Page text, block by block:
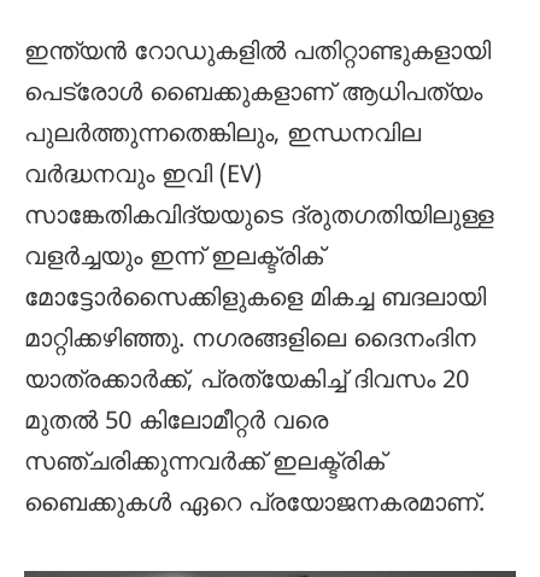
ഇന്ത്യൻ റോഡുകളിൽ പതിറ്റാണ്ടുകളായി
പെട്രോൾ ബൈക്കുകളാണ് ആധിപത്യം
പുലർത്തുന്നതെങ്കിലും, ഇന്ധനവില
വർദ്ധനവും ഇവി (EV)
സാങ്കേതികവിദ്യയുടെ ദ്രുതഗതിയിലുള്ള
വളർച്ചയും ഇന്ന് ഇലക്ട്രിക്
മോട്ടോർസൈക്കിളുകളെ മികച്ച ബദലായി
മാറ്റിക്കഴിഞ്ഞു. നഗരങ്ങളിലെ ദൈനംദിന
യാത്രക്കാർക്ക്, പ്രത്യേകിച്ച് ദിവസം 20
മുതൽ 50 കിലോമീറ്റർ വരെ
സഞ്ചരിക്കുന്നവർക്ക് ഇലക്ട്രിക്
ബൈക്കുകൾ ഏറെ പ്രയോജനകരമാണ്.